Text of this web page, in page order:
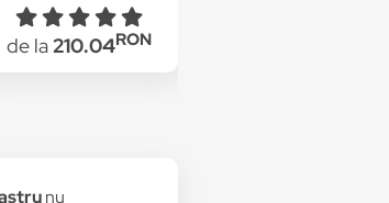
carantina,
Galben/Negru
de la210.04RON
nu